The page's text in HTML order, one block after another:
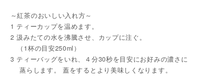
～紅茶のおいしい入れ方～
1 ティーカップを温めます。
2 汲みたての水を沸騰させ、カップに注ぐ。
（1杯の目安250ml）
3 ティーバッグをいれ、４分30秒を目安にお好みの濃さに
蒸らします。 蓋をするとより美味しくなります。